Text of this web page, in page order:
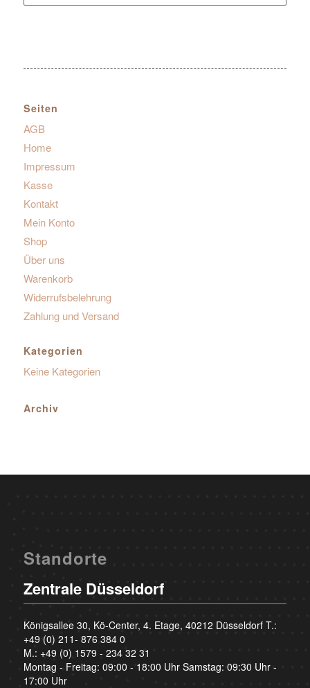
Seiten
AGB
Home
Impressum
Kasse
Kontakt
Mein Konto
Shop
Über uns
Warenkorb
Widerrufsbelehrung
Zahlung und Versand
Kategorien
Keine Kategorien
Archiv
Standorte
Zentrale Düsseldorf
Königsallee 30, Kö-Center, 4. Etage, 40212 Düsseldorf T.:
+49 (0) 211- 876 384 0
M.: +49 (0) 1579 - 234 32 31
Montag - Freitag: 09:00 - 18:00 Uhr Samstag: 09:30 Uhr -
17:00 Uhr